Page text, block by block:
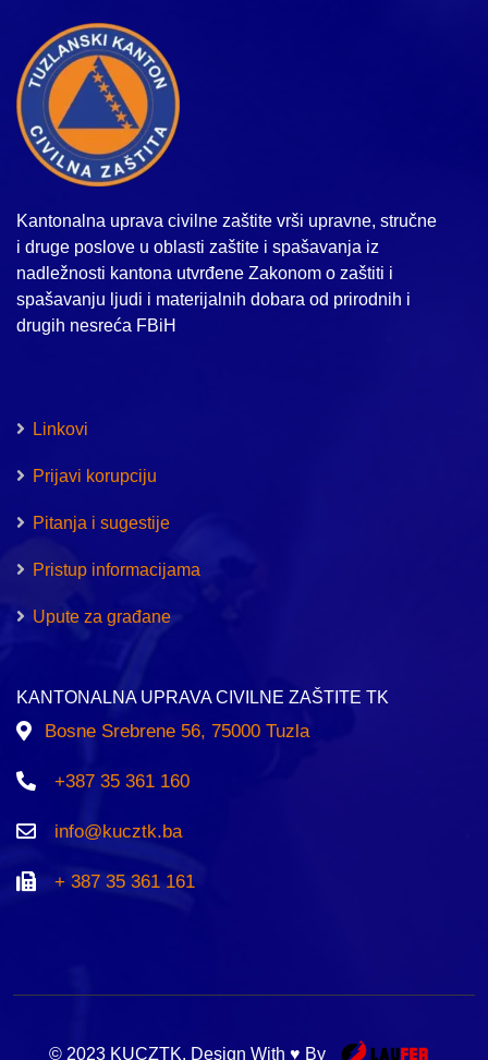
Kantonalna uprava civilne zaštite vrši upravne, stručne
i druge poslove u oblasti zaštite i spašavanja iz
nadležnosti kantona utvrđene Zakonom o zaštiti i
spašavanju ljudi i materijalnih dobara od prirodnih i
drugih nesreća FBiH
Linkovi
Prijavi korupciju
Pitanja i sugestije
Pristup informacijama
Upute za građane
KANTONALNA UPRAVA CIVILNE ZAŠTITE TK
Bosne Srebrene 56, 75000 Tuzla
+387 35 361 160
info@kucztk.ba
+ 387 35 361 161
© 2023 KUCZTK. Design With ♥ By